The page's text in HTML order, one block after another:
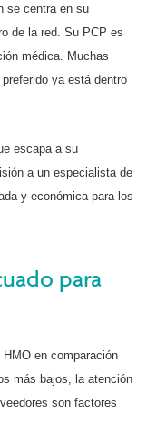
se centra en su
de la red. Su PCP es
médica. Muchas
ya está dentro
escapa a su
a un especialista de
y económica para los
para
en comparación
más bajos, la atención
son factores